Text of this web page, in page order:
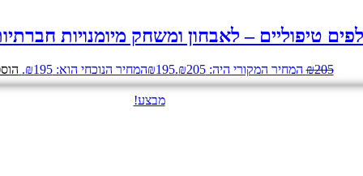
טיפוליים – לאבחון ומשחק מיומנויות
₪205 המחיר המקורי היה: ₪205. ₪195 המחיר הנוכחי הוא: ₪195.
מבצע!